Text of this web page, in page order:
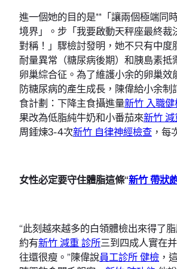
進一個她的目的是**「讓兩個極端同
境界」。步「我要啟動天秤座最終裁
對稱！」驟檢討發明，她不只有中度
耐量異常（糖尿病後期）和胰島素抵
卵巢綜合征。為了維護小余的卵巢效
防糖尿病的產生成長，陳偉給小余制
食計劃：下降主食攝進量新竹 入職
果改為低脂純牛奶和小番茄來新竹
周錘煉3-4次新竹 自律神經檢查 ，每
女性必定要守住體脂這條“新竹 帶狀
“此刻越來越多的白領體檢出來得了
約有新竹 減重 診所三到四成人實在
往還很瘦。”陳偉說員工診所 健檢 ，